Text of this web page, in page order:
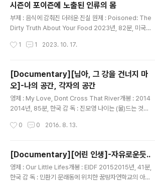
시즌이 포이즌에 노출된 인류의 몸
부제 : 음식에 감춰진 더러운 진실 원제 : Poisoned: The
Dirty Truth About Your Food 2023년, 82분, 미국
스가 영화보는 형태를 여러모로 바꾸고 있겠지만, 나는 넷
늘 어쩌다 얻어걸린 이런 영화들을 만날 때 같이... 미국의
식품 산업의 이중성이나 미국 정계의 부도덕성.. 화려하지
만 뭔가 불쌍해 보이는 미국 사람들 같은 걸 느낄 수 있는
영화 였는데.. 살짝 농사 경험이 있고 다양한 농부와 농업
현장을 엿본 나로서는 이것이 꼭 미국같은 큰 나라의 이야
과정에서 어떤 식품이 어떤 과정 안에서..
1 1 2023. 10. 17.
[Documentary][님아, 그 강을 건너지 마
오]-나의 공간, 각자의 공간
영제 : My Love, Dont Cross That River개봉 : 2014
2014년, 85분, 한국 감 독 : 진모영 나이는 (물)드는 것이
통해 받아들이는 것.일생의 인연. 그것 과의 이별 그 이별의
공평하듯이 모두에게 참으로 잔인한 것이다. 영화가 나온
지 좀 되었고, 개봉당시 이슈가 되었던 작품이었으나 조금
늦게 보게 되었다.역시 사람들의 입과 입으로 통해서 회자
되는 것들에게는 보편적인 정서와 절대 변화 할 수 없는 진
0 0 2016. 8. 13.
[Documentary][어린 인생]-자유로운듯..
영제 : Our Little Lifes개봉 : EIDF 20152015년, 41분,
한국 감 독 : 민환기 문래동에 위치한 꿈땅자연학교의 아이